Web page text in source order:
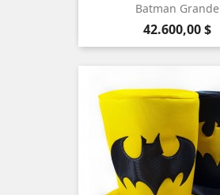
Batman Grande
Precio
42.600,00 $